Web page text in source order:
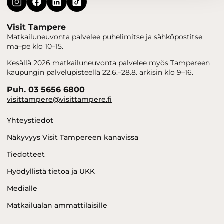
Visit Tampere
Matkailuneuvonta palvelee puhelimitse ja sähköpostitse
ma–pe klo 10–15.
Kesällä 2026 matkailuneuvonta palvelee myös Tampereen
kaupungin palvelupisteellä 22.6.–28.8. arkisin klo 9–16.
Puh. 03 5656 6800
visittampere@visittampere.fi
Yhteystiedot
Näkyvyys Visit Tampereen kanavissa
Tiedotteet
Hyödyllistä tietoa ja UKK
Medialle
Matkailualan ammattilaisille